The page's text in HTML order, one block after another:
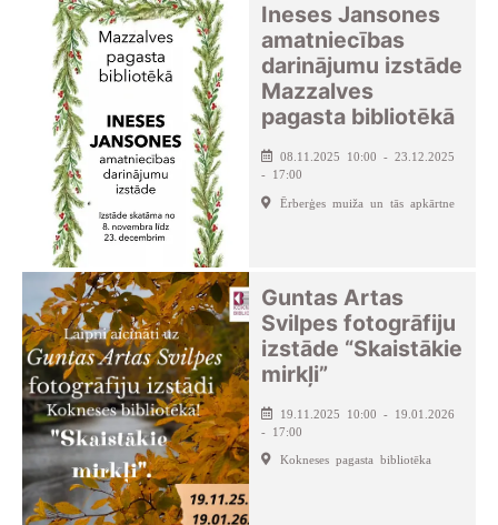
Ineses Jansones
amatniecības
darinājumu izstāde
Mazzalves
pagasta bibliotēkā
08.11.2025 10:00 - 23.12.2025
- 17:00
Ērberģes muiža un tās apkārtne
Guntas Artas
Svilpes fotogrāfiju
izstāde “Skaistākie
mirkļi”
19.11.2025 10:00 - 19.01.2026
- 17:00
Kokneses pagasta bibliotēka